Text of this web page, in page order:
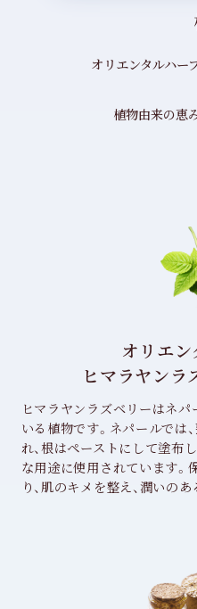
オリエンタルハー
植物由来の恵
オリエ
ヒマラヤンラ
ヒマラヤンラズベリーはネ
いる植物です。ネパールでは
れ、根はペーストにして塗布
な用途に使用されています
り、肌のキメを整え、潤いのあ